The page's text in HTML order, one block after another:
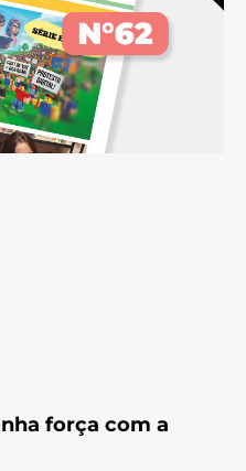
força com a